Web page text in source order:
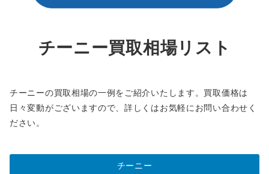
チーニー買取相場リスト
チーニーの買取相場の一例をご紹介いたします。買取価格は
日々変動がございますので、詳しくはお気軽にお問い合わせく
ださい。
チーニー